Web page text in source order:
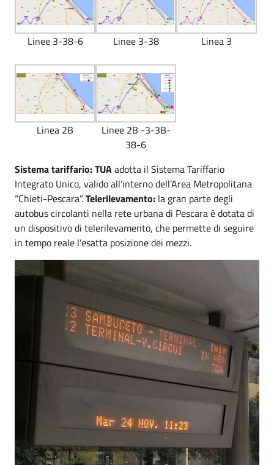
Linee 3-38-6 Linee 3-38 Linea 3
Linea 2B
Linee 2B -3-3B-
38-6
Sistema tariffario: TUAadotta il Sistema Tariffario
Integrato Unico, valido all’interno dell’Area Metropolitana
“Chieti-Pescara”.Telerilevamento: la gran parte degli
autobus circolanti nella rete urbana di Pescara è dotata di
un dispositivo di telerilevamento, che permette di seguire
in tempo reale l’esatta posizione dei mezzi.